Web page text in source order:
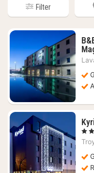
Filter
, 3